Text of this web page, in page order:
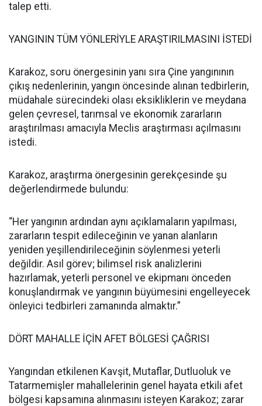
talep etti.
YANGININ TÜM YÖNLERİYLE ARAŞTIRILMASINI İSTEDİ
Karakoz, soru önergesinin yanı sıra Çine yangınının
çıkış nedenlerinin, yangın öncesinde alınan tedbirlerin,
müdahale sürecindeki olası eksikliklerin ve meydana
gelen çevresel, tarımsal ve ekonomik zararların
araştırılması amacıyla Meclis araştırması açılmasını
istedi.
Karakoz, araştırma önergesinin gerekçesinde şu
değerlendirmede bulundu:
“Her yangının ardından aynı açıklamaların yapılması,
zararların tespit edileceğinin ve yanan alanların
yeniden yeşillendirileceğinin söylenmesi yeterli
değildir. Asıl görev; bilimsel risk analizlerini
hazırlamak, yeterli personel ve ekipmanı önceden
konuşlandırmak ve yangının büyümesini engelleyecek
önleyici tedbirleri zamanında almaktır.”
DÖRT MAHALLE İÇİN AFET BÖLGESİ ÇAĞRISI
Yangından etkilenen Kavşit, Mutaflar, Dutluoluk ve
Tatarmemişler mahallelerinin genel hayata etkili afet
bölgesi kapsamına alınmasını isteyen Karakoz; zarar